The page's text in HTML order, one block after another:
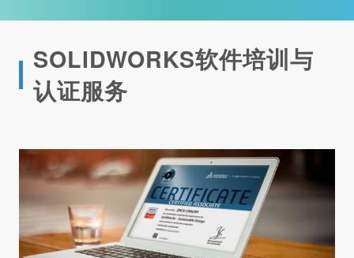
SOLIDWORKS软件培训与
认证服务